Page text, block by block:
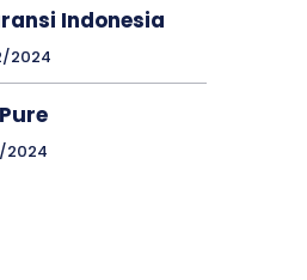
Indonesia
2024
2024